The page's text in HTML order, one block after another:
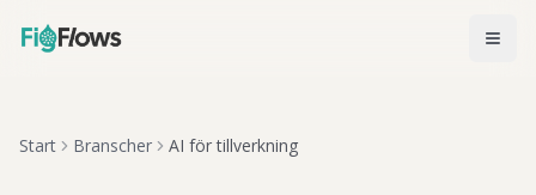
Start Branscher AI för tillverkning